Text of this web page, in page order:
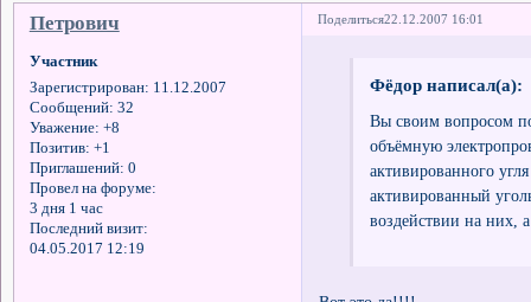
Поделиться22.12.2007 16:01
Петрович
Участник
Зарегистрирован: 11.12.2007
Сообщений: 32
Уважение: +8
Позитив: +1
Приглашений: 0
Провел на форуме:
3 дня 1 час
Последний визит:
04.05.2017 12:19
Фёдор написал(а):
Вы своим вопросом
объёмную
активированного
активированный
воздействии на них,